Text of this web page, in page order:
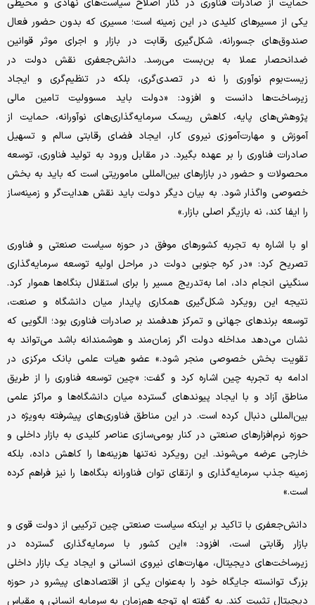
یکی از مسیرهای کلیدی در این زمینه است؛ مسیری که بدون حضور فعال
صندوق‌های جسورانه، شکل‌گیری رقابت در بازار و اجرای موثر قوانین
ضدانحصار عملا به بن‌بست می‌رسد. دانش‌جعفری نقش دولت در
زیست‌بوم نوآوری را نه در تصدی‌گری، بلکه در تنظیم‌گری و ایجاد
زیرساخت‌ها دانست و افزود: «دولت باید مسوولیت تامین مالی
پژوهش‌های پایه، کاهش ریسک سرمایه‌گذاری‌های نوآورانه، حمایت از
آموزش و مهارت‌آموزی نیروی کار، ایجاد فضای رقابتی سالم و تسهیل
صادرات فناوری را بر عهده بگیرد. در مقابل ورود به تولید فناوری، توسعه
محصولات و حضور در بازارهای بین‌المللی ماموریتی است که باید به بخش
خصوصی واگذار شود. به بیان دیگر دولت باید نقش هدایت‌گر و زمینه‌ساز
را ایفا کند، نه بازیگر اصلی بازار.»
او با اشاره به تجربه کشورهای موفق در حوزه سیاست صنعتی و فناوری
تصریح کرد: «در کره‌ جنوبی دولت در مراحل اولیه توسعه سرمایه‌گذاری
سنگینی انجام داد، اما به‌تدریج مسیر را برای استقلال بنگاه‌ها هموار کرد.
نتیجه این رویکرد شکل‌گیری همکاری پایدار میان دانشگاه و صنعت،
توسعه برندهای جهانی و تمرکز هدفمند بر صادرات فناوری بود؛ الگویی که
نشان می‌دهد مداخله دولت اگر زمان‌مند و هوشمندانه باشد می‌تواند به
تقویت بخش خصوصی منجر شود.» عضو هیات علمی بانک مرکزی در
ادامه به تجربه چین اشاره کرد و گفت: «چین توسعه فناوری را از طریق
مناطق آزاد و با ایجاد پیوندهای گسترده میان دانشگاه‌ها و مراکز علمی
بین‌المللی دنبال کرده است. در این مناطق فناوری‌های پیشرفته به‌ویژه در
حوزه نرم‌افزارهای صنعتی در کنار بومی‌سازی عناصر کلیدی به بازار داخلی و
خارجی عرضه می‌شوند. این رویکرد نه‌تنها هزینه‌ها را کاهش داده، بلکه
زمینه جذب سرمایه‌گذاری و ارتقای توان فناورانه بنگاه‌ها را نیز فراهم کرده
است.»
دانش‌جعفری با تاکید بر اینکه سیاست صنعتی چین ترکیبی از دولت قوی و
بازار رقابتی است، افزود: «این کشور با سرمایه‌گذاری گسترده در
زیرساخت‌های دیجیتال، مهارت‌های نیروی انسانی و ایجاد یک بازار داخلی
بزرگ توانسته جایگاه خود را به‌عنوان یکی از اقتصادهای پیشرو در حوزه
دیجیتال تثبیت کند. به گفته او توجه هم‌زمان به سرمایه انسانی و مقیاس